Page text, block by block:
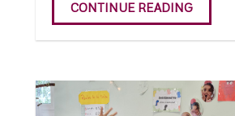
CONTINUE READING